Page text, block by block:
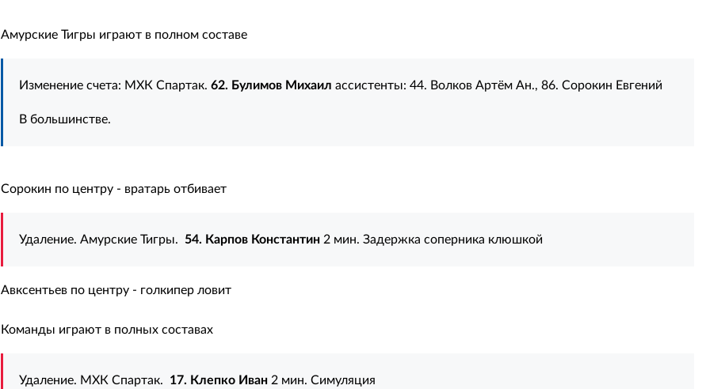
Амурские Тигры играют в полном составе
Изменение счета: МХК Спартак. 62. Булимов Михаил ассистенты: 44. Волков Артём Ан., 86. Сорокин Евгений
В большинстве.
Сорокин по центру - вратарь отбивает
Удаление. Амурские Тигры. 54. Карпов Константин2 мин. Задержка соперника клюшкой
Авксентьев по центру - голкипер ловит
Команды играют в полных составах
Удаление. МХК Спартак. 17. Клепко Иван2 мин. Симуляция